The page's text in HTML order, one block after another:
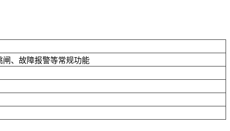
、故障报警等常规功能